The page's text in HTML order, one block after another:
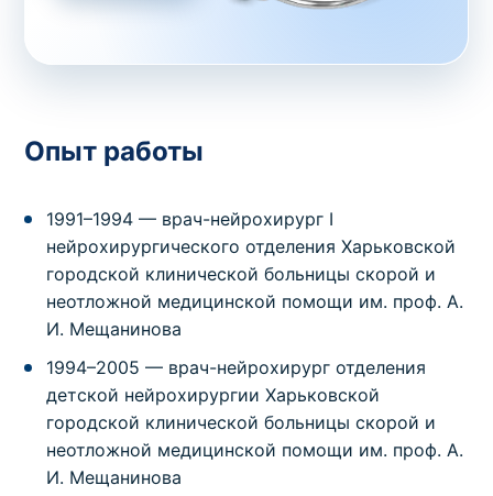
Опыт работы
1991–1994 — врач-нейрохирург I
нейрохирургического отделения Харьковской
городской клинической больницы скорой и
неотложной медицинской помощи им. проф. А.
И. Мещанинова
1994–2005 — врач-нейрохирург отделения
детской нейрохирургии Харьковской
городской клинической больницы скорой и
неотложной медицинской помощи им. проф. А.
И. Мещанинова